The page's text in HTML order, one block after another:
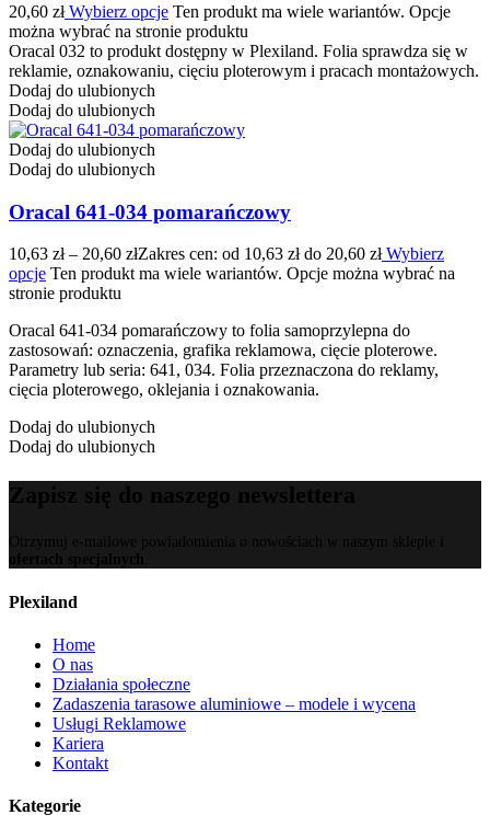
20,60 złWybierz opcje Ten produkt ma wiele wariantów. Opcje
można wybrać na stronie produktu
Oracal 032 to produkt dostępny w Plexiland. Folia sprawdza się w
reklamie, oznakowaniu, cięciu ploterowym i pracach montażowych.
Dodaj do ulubionych
Dodaj do ulubionych
Dodaj do ulubionych
Dodaj do ulubionych
Oracal 641-034 pomarańczowy
10,63 zł – 20,60 złZakres cen: od 10,63 zł do 20,60 złWybierz
opcje Ten produkt ma wiele wariantów. Opcje można wybrać na
stronie produktu
Oracal 641-034 pomarańczowy to folia samoprzylepna do
zastosowań: oznaczenia, grafika reklamowa, cięcie ploterowe.
Parametry lub seria: 641, 034. Folia przeznaczona do reklamy,
cięcia ploterowego, oklejania i oznakowania.
Dodaj do ulubionych
Dodaj do ulubionych
Zapisz się do naszego newslettera
Otrzymuj e-mailowe powiadomienia o nowościach w naszym sklepie i
ofertach specjalnych
Plexiland
Home
O nas
Działania społeczne
Zadaszenia tarasowe aluminiowe – modele i wycena
Usługi Reklamowe
Kariera
Kontakt
Kategorie